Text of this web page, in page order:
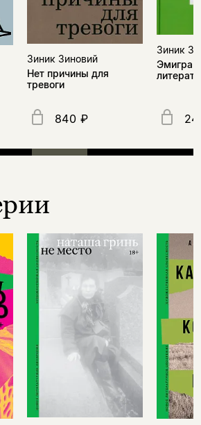
Зиник Зиновий
Нет причины для
тревоги
840 ₽
Зиник